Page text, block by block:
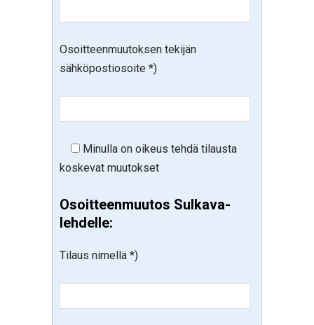
Osoitteenmuutoksen tekijän
sähköpostiosoite *)
Minulla on oikeus tehdä tilausta
koskevat muutokset
Osoitteenmuutos Sulkava-
lehdelle:
Tilaus nimellä *)